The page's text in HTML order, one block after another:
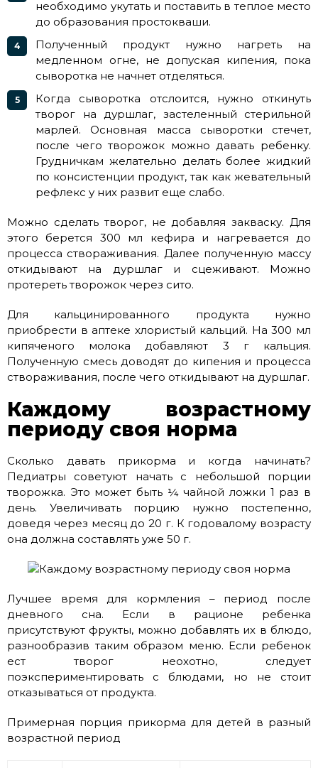
необходимо укутать и поставить в теплое место
до образования простокваши.
Полученный продукт нужно нагреть на
медленном огне, не допуская кипения, пока
сыворотка не начнет отделяться.
Когда сыворотка отслоится, нужно откинуть
творог на дуршлаг, застеленный стерильной
марлей. Основная масса сыворотки стечет,
после чего творожок можно давать ребенку.
Грудничкам желательно делать более жидкий
по консистенции продукт, так как жевательный
рефлекс у них развит еще слабо.
Можно сделать творог, не добавляя закваску. Для
этого берется 300 мл кефира и нагревается до
процесса створаживания. Далее полученную массу
откидывают на дуршлаг и сцеживают. Можно
протереть творожок через сито.
Для кальцинированного продукта нужно
приобрести в аптеке хлористый кальций. На 300 мл
кипяченого молока добавляют 3 г кальция.
Полученную смесь доводят до кипения и процесса
створаживания, после чего откидывают на дуршлаг.
Каждому возрастному
периоду своя норма
Сколько давать прикорма и когда начинать?
Педиатры советуют начать с небольшой порции
творожка. Это может быть ¼ чайной ложки 1 раз в
день. Увеличивать порцию нужно постепенно,
доведя через месяц до 20 г. К годовалому возрасту
она должна составлять уже 50 г.
Лучшее время для кормления – период после
дневного сна. Если в рационе ребенка
присутствуют фрукты, можно добавлять их в блюдо,
разнообразив таким образом меню. Если ребенок
ест творог неохотно, следует
поэкспериментировать с блюдами, но не стоит
отказываться от продукта.
Примерная порция прикорма для детей в разный
возрастной период